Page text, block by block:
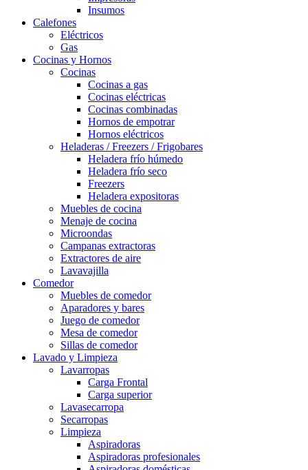
Insumos
Calefones
Eléctricos
Gas
Cocinas y Hornos
Cocinas
Cocinas a gas
Cocinas eléctricas
Cocinas combinadas
Hornos de empotrar
Hornos eléctricos
Heladeras / Freezers / Frigobares
Heladera frío húmedo
Heladera frío seco
Freezers
Heladera expositoras
Muebles de cocina
Menaje de cocina
Microondas
Campanas extractoras
Extractores de aire
Lavavajilla
Comedor
Muebles de comedor
Aparadores y bares
Juego de comedor
Mesa de comedor
Sillas de comedor
Lavado y Limpieza
Lavarropas
Carga Frontal
Carga superior
Lavasecarropa
Secarropas
Limpieza
Aspiradoras
Aspiradoras profesionales